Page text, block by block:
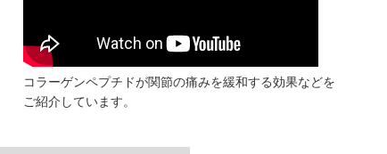
コラーゲンペプチドが関節の痛みを緩和する効果などを
ご紹介しています。